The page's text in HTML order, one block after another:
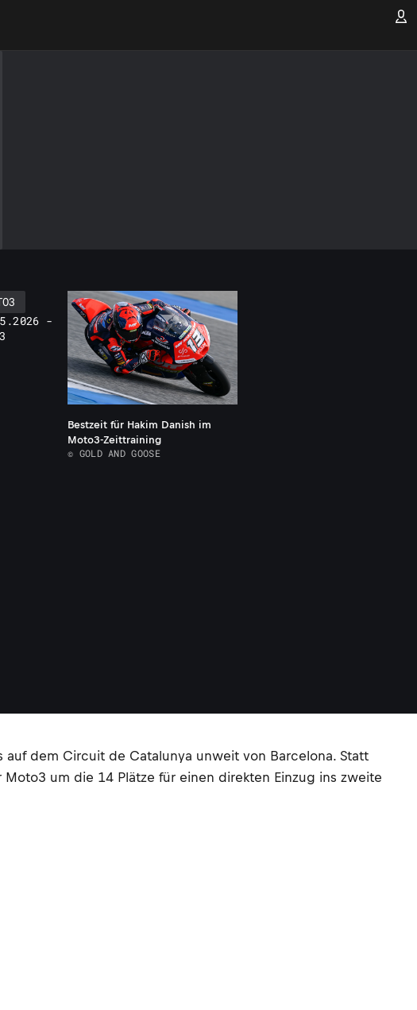
-
Bestzeit für Hakim Danish im
Moto3-Zeittraining
© GOLD AND GOOSE
dem Circuit de Catalunya unweit von Barcelona. Statt
um die 14 Plätze für einen direkten Einzug ins zweite